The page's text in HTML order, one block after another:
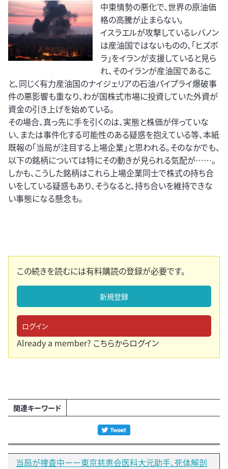
中東情勢の悪化で、世界の原油価
格の高騰が止まらない。
イスラエルが攻撃しているレバノン
は産油国ではないものの、「ヒズボ
ラ」をイランが支援していると見ら
れ、そのイランが産油国であるこ
と、同じく有力産油国のナイジェリアの石油パイプライ爆破事
件の悪影響も重なり、わが国株式市場に投資していた外資が
資金の引き上げを始めている。
その場合、真っ先に手を引くのは、実態と株価が伴っていな
い、または事件化する可能性のある疑惑を抱えている等、本紙
既報の「当局が注目する上場企業」と思われる。そのなかでも、
以下の銘柄については特にその動きが見られる気配が……。
しかも、こうした銘柄はこれら上場企業同士で株式の持ち合
いをしている疑惑もあり、そうなると、持ち合いを維持できな
い事態になる懸念も。
この続きを読むには有料購読の登録が必要です。
新規登録
ログイン
Already a member? こちらからログイン
関連キーワード
当局が捜査中ーー東京慈恵会医科大元助手、死体解剖